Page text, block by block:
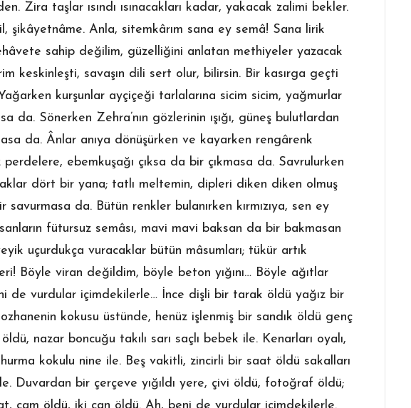
Zira taşlar ısındı ısınacakları kadar, yakacak zalimi bekler.
şikâyetnâme. Anla, sitemkârım sana ey semâ! Sana lirik
sahip değilim, güzelliğini anlatan methiyeler yazacak
keskinleşti, savaşın dili sert olur, bilirsin. Bir kasırga geçti
kurşunlar ayçiçeği tarlalarına sicim sicim, yağmurlar
da. Sönerken Zehra’nın gözlerinin ışığı, güneş bulutlardan
da. Ânlar anıya dönüşürken ve kayarken rengârenk
ebemkuşağı çıksa da bir çıkmasa da. Savrulurken
dört bir yana; tatlı meltemin, dipleri diken diken olmuş
savurmasa da. Bütün renkler bulanırken kırmızıya, sen ey
fütursuz semâsı, mavi mavi baksan da bir bakmasan
uçurdukça vuracaklar bütün mâsumları; tükür artık
Böyle viran değildim, böyle beton yığını… Böyle ağıtlar
de vurdular içimdekilerle… İnce dişli bir tarak öldü yağız bir
kokusu üstünde, henüz işlenmiş bir sandık öldü genç
nazar boncuğu takılı sarı saçlı bebek ile. Kenarları oyalı,
kokulu nine ile. Beş vakitli, zincirli bir saat öldü sakalları
Duvardan bir çerçeve yığıldı yere, çivi öldü, fotoğraf öldü;